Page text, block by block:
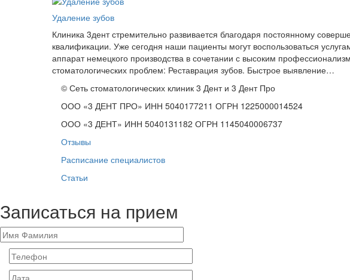
Удаление зубов
Клиника 3дент стремительно развивается благодаря постоянному
квалификации. Уже сегодня наши пациенты могут воспользоваться
аппарат немецкого производства в сочетании с высоким
стоматологических проблем: Реставрация зубов. Быстрое выявление…
© Сеть стоматологических клиник 3 Дент и 3 Дент Про
ООО «3 ДЕНТ ПРО» ИНН 5040177211 ОГРН 1225000014524
ООО «3 ДЕНТ» ИНН 5040131182 ОГРН 1145040006737
Отзывы
Расписание специалистов
Статьи
Записаться на прием